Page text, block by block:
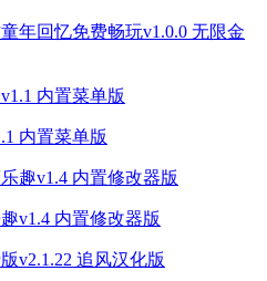
年回忆免费畅玩v1.0.0 无限金
内置菜单版
v1.4 内置修改器版